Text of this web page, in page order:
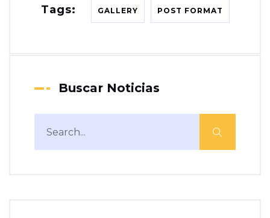
Tags: GALLERY POST FORMAT
Buscar Noticias